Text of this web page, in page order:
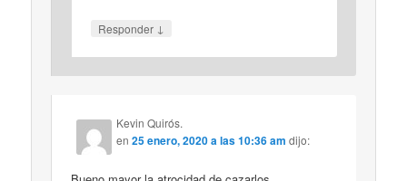
Responder ↓
Kevin Quirós.
en25 enero, 2020 a las 10:36 am dijo: